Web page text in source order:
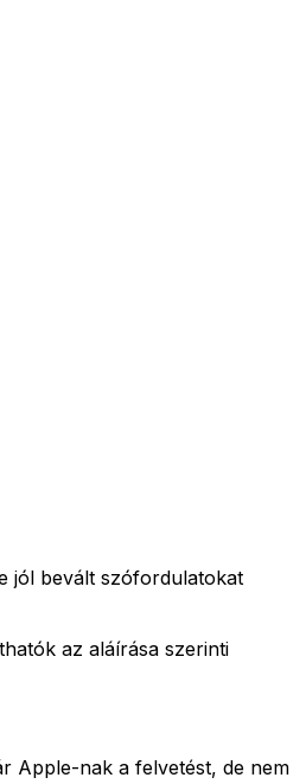
jól bevált szófordulatokat
az aláírása szerinti
Apple-nak a felvetést, de nem